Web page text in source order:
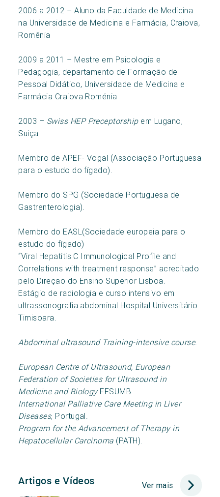
2006 a 2012 – Aluno da Faculdade de Medicina
na Universidade de Medicina e Farmácia, Craiova,
Romênia
2009 a 2011 – Mestre em Psicologia e
Pedagogia, departamento de Formação de
Pessoal Didático, Universidade de Medicina e
Farmácia Craiova Roménia
2003 – Swiss HEP Preceptorshipem Lugano,
Suiça
Membro de APEF- Vogal (Associação Portuguesa
para o estudo do fígado).
Membro do SPG (Sociedade Portuguesa de
Gastrenterologia).
Membro do EASL(Sociedade europeia para o
estudo do fígado)
“Viral Hepatitis C Immunological Profile and
Correlations with treatment response” acreditado
pelo Direção do Ensino Superior Lisboa.
Estágio de radiologia e curso intensivo em
ultrassonografia abdominal Hospital Universitário
Timisoara.
Abdominal ultrasound Training-intensive course.
European Centre of Ultrasound, European
Federation of Societies for Ultrasound in
Medicine and BiologyEFSUMB.
International Palliative Care Meeting in Liver
Diseases, Portugal.
Program for the Advancement of Therapy in
Hepatocellular Carcinoma (PATH).
Artigos e Vídeos Ver mais